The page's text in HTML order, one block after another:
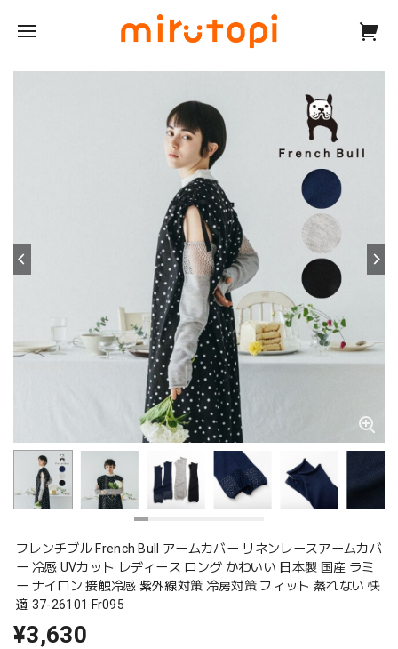
フレンチブル French Bull アームカバー リネンレースアームカバ
ー 冷感 UVカット レディース ロング かわいい 日本製 国産 ラミ
ー ナイロン 接触冷感 紫外線対策 冷房対策 フィット 蒸れない 快
適 37-26101 Fr095
¥3,630